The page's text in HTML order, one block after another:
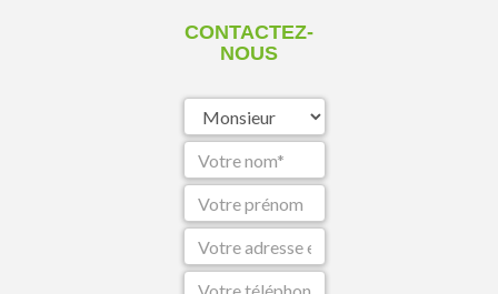
CONTACTEZ-
NOUS